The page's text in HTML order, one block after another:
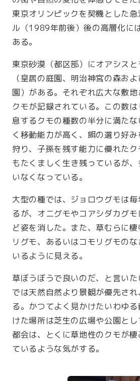
東京オリンピックを契機とした
ル（1989年前後）後の高層化に
ある。
東京砂漠（都区部）にオアシス
（皇居の庭園、明治神宮の森お
園）がある。それぞれ広大な敷
クモが記録されている。この数
息するクモの種数の半分に満た
く移動能力が高く、餌の選り好
狩り、子孫を残す能力に優れた
もたくましく生き残っているが
いなくなっている。
大型の種では、ジョロウグモは
るが、オニグモやコアシダカグ
ど姿を消した。また、草むらに
リグモ、あるいはコモリグモの
いるように見える。
草ぼうぼうで良いのだ、と言い
では天然自然より景観が優先さ
る。かつてよく見かけたいわゆ
けた場所は芝生の広場や公園とし
都会は、とくに草地性のクモが
ているような気がする。